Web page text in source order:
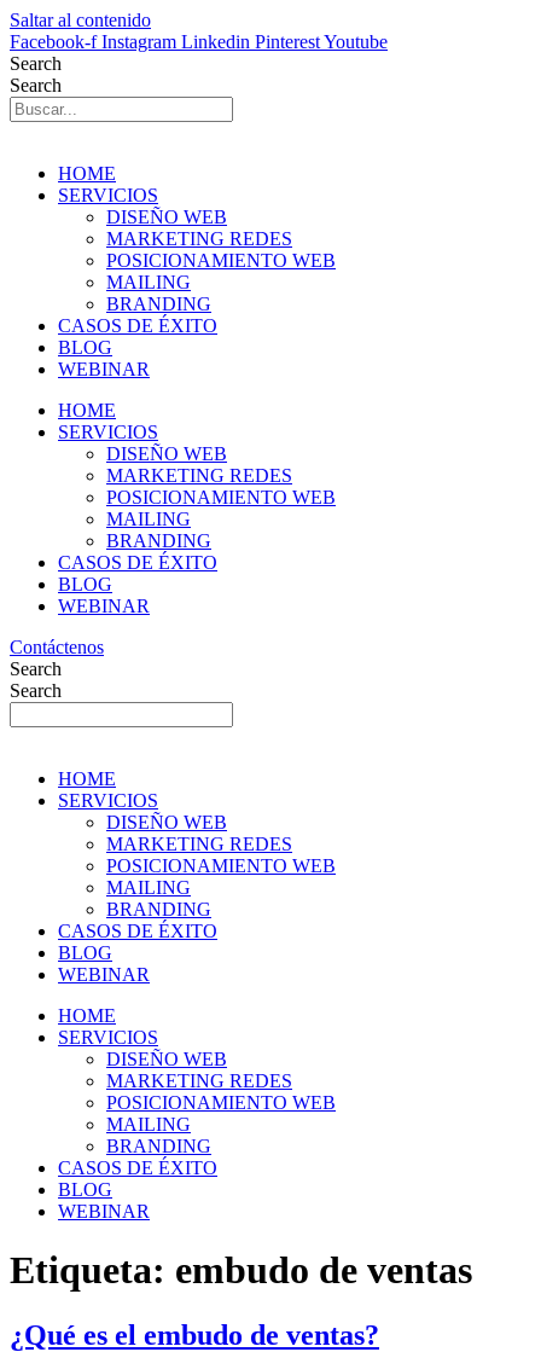
Saltar al contenido
Facebook-f Instagram Linkedin PinterestYoutube
Search
Search
HOME
SERVICIOS
DISEÑO WEB
MARKETING REDES
POSICIONAMIENTO WEB
MAILING
BRANDING
CASOS DE ÉXITO
BLOG
WEBINAR
HOME
SERVICIOS
DISEÑO WEB
MARKETING REDES
POSICIONAMIENTO WEB
MAILING
BRANDING
CASOS DE ÉXITO
BLOG
WEBINAR
Contáctenos
Search
Search
HOME
SERVICIOS
DISEÑO WEB
MARKETING REDES
POSICIONAMIENTO WEB
MAILING
BRANDING
CASOS DE ÉXITO
BLOG
WEBINAR
HOME
SERVICIOS
DISEÑO WEB
MARKETING REDES
POSICIONAMIENTO WEB
MAILING
BRANDING
CASOS DE ÉXITO
BLOG
WEBINAR
Etiqueta: embudo de ventas
¿Qué es el embudo de ventas?